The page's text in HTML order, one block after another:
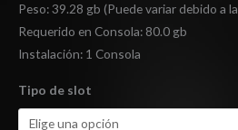
Peso: 39.28 gb (Puede variar debido a
Requerido en Consola: 80.0 gb
Instalación: 1 Consola
Tipo de slot